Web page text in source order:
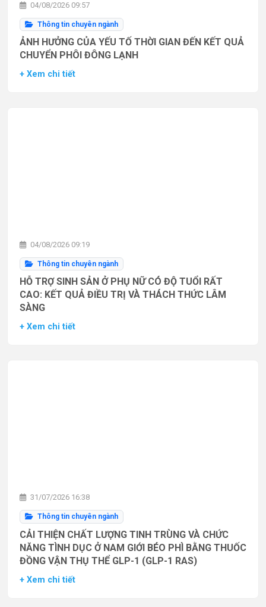
04/08/2026 09:57
Thông tin chuyên ngành
ẢNH HƯỞNG CỦA YẾU TỐ THỜI GIAN ĐẾN KẾT QUẢ
CHUYỂN PHÔI ĐÔNG LẠNH
+ Xem chi tiết
04/08/2026 09:19
Thông tin chuyên ngành
HỖ TRỢ SINH SẢN Ở PHỤ NỮ CÓ ĐỘ TUỔI RẤT
CAO: KẾT QUẢ ĐIỀU TRỊ VÀ THÁCH THỨC LÂM
SÀNG
+ Xem chi tiết
31/07/2026 16:38
Thông tin chuyên ngành
CẢI THIỆN CHẤT LƯỢNG TINH TRÙNG VÀ CHỨC
NĂNG TÌNH DỤC Ở NAM GIỚI BÉO PHÌ BẰNG THUỐC
ĐỒNG VẬN THỤ THỂ GLP-1 (GLP-1 RAS)
+ Xem chi tiết